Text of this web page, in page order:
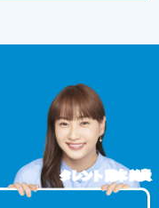
タレント 藤本 美貴